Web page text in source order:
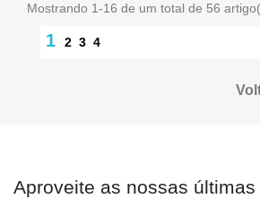
Mostrando 1-16 de um total de 56
1 2 3 4
Aproveite as nossas